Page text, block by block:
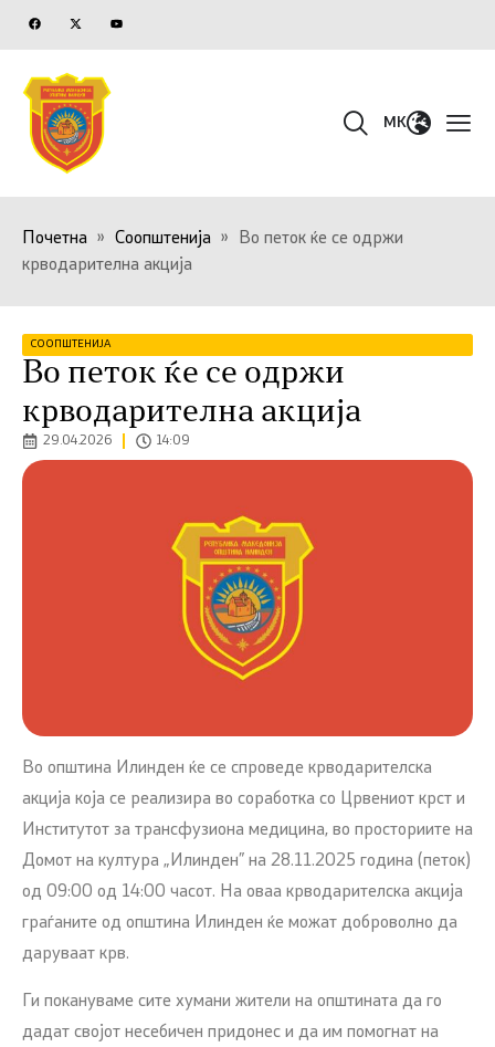
MK
Почетна » Соопштенија »
Во петок ќе се одржи
крводарителна акција
СООПШТЕНИЈА
Во петок ќе се одржи
крводарителна акција
29.04.2026 14:09
Во општина Илинден ќе се спроведе крводарителска
акција која се реализира во соработка со Црвениот крст и
Институтот за трансфузиона медицина, во просториите на
Домот на култура „Илинден” на 28.11.2025 година (петок)
од 09:00 од 14:00 часот. На оваа крводарителска акција
граѓаните од општина Илинден ќе можат доброволно да
даруваат крв.
Ги покануваме сите хумани жители на општината да го
дадат својот несебичен придонес и да им помогнат на